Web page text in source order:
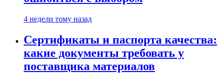
4 недели тому назад
Сертификаты и паспорта качества:
какие документы требовать у
поставщика материалов